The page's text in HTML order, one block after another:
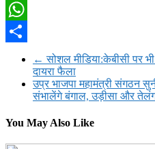
Twitter
WhatsApp
← सोशल मीडिया:केबीसी पर
दायरा फैला
उप्र भाजपा महामंत्री संगठन
संभालेंगे बंगाल, उड़ीसा और
You May Also Like